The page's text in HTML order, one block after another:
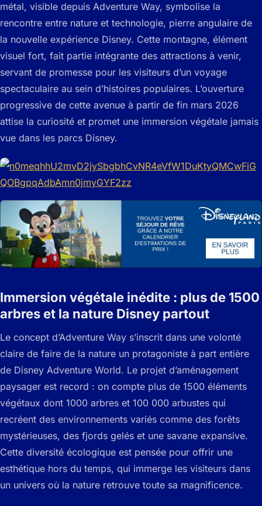
métal, visible depuis Adventure Way, symbolise la
rencontre entre nature et technologie, pierre angulaire de
la nouvelle expérience Disney. Cette montagne, élément
visuel fort, fait partie intégrante des attractions à venir,
servant de promesse pour les visiteurs d’un voyage
spectaculaire au sein d’histoires populaires. L’ouverture
progressive de cette avenue à partir de fin mars 2026
attise la curiosité et promet une immersion végétale jamais
vue dans les parcs Disney.
Immersion végétale inédite : plus de 1500
arbres et la nature Disney partout
Le concept d’Adventure Way s’inscrit dans une volonté
claire de faire de la nature un protagoniste à part entière
de Disney Adventure World. Le projet d’aménagement
paysager est record : on compte plus de 1500 éléments
végétaux dont 1000 arbres et 100 000 arbustes qui
recréent des environnements variés comme des forêts
mystérieuses, des fjords gelés et une savane expansive.
Cette diversité écologique est pensée pour offrir une
esthétique hors du temps, qui immerge les visiteurs dans
un univers où la nature retrouve toute sa magnificence.